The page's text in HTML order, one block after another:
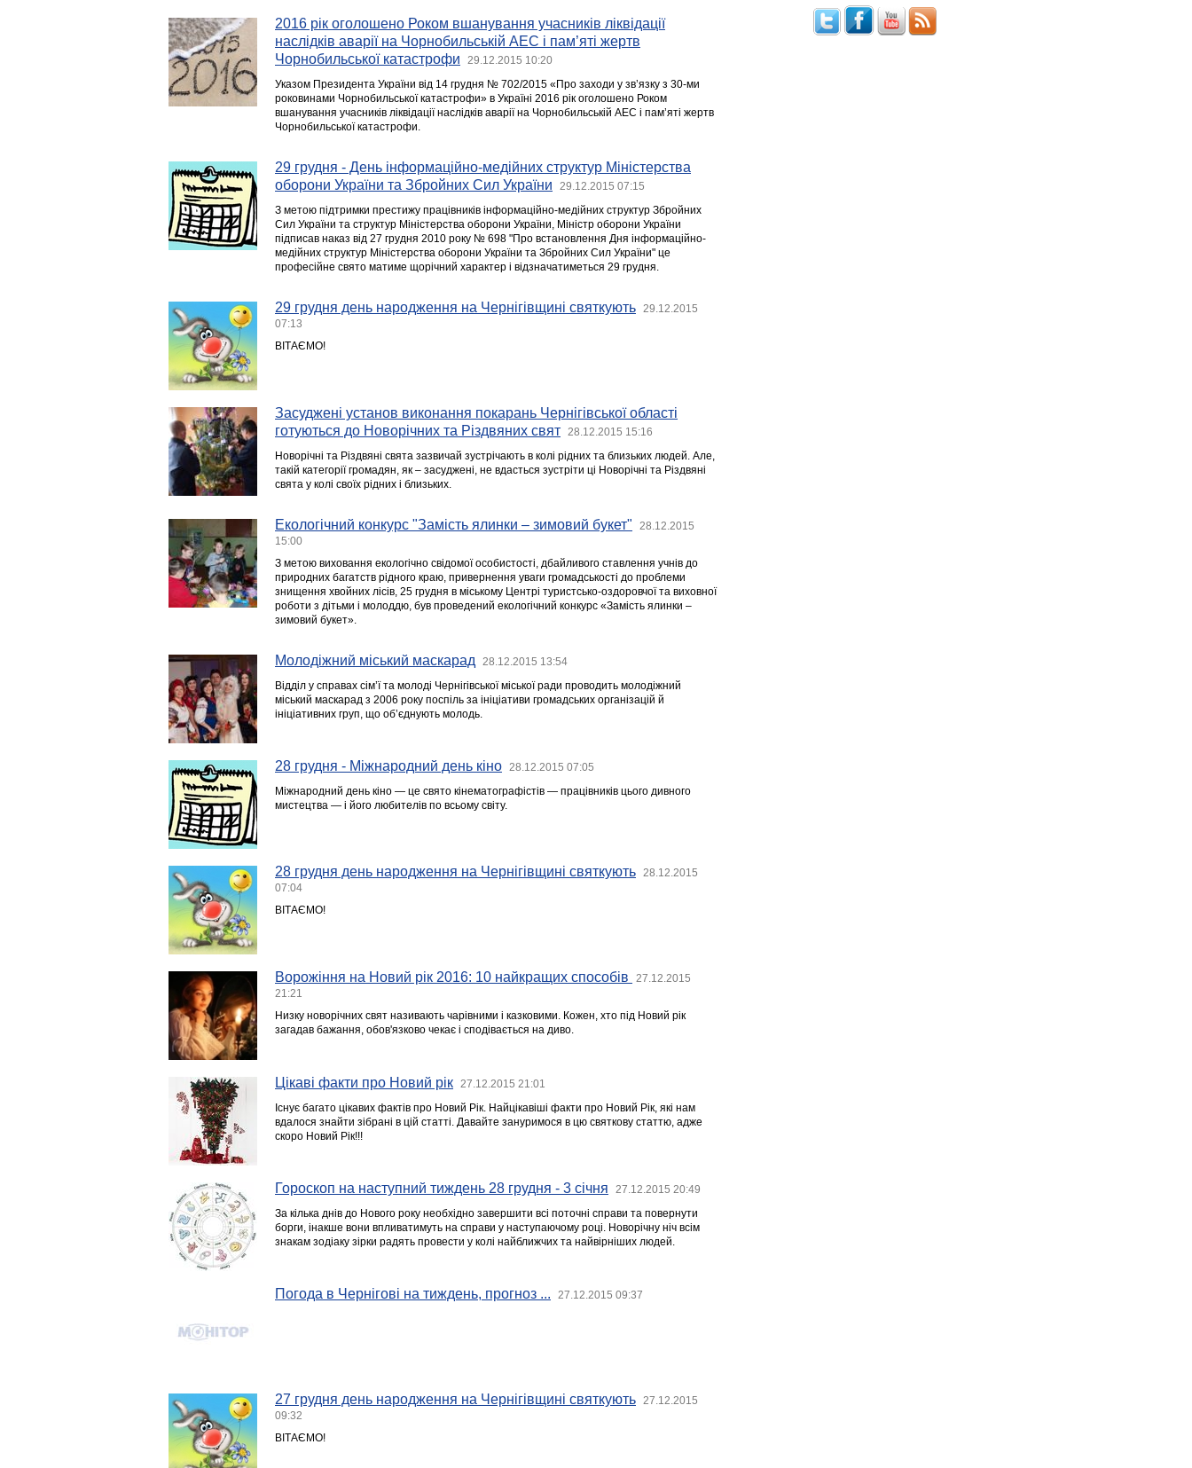
2016 рік оголошено Роком вшанування учасників ліквідації
наслідків аварії на Чорнобильській АЕС і пам’яті жертв
Чорнобильської катастрофи
29.12.2015 10:20
Указом Президента України від 14 грудня № 702/2015 «Про заходи у зв’язку з 30-ми
роковинами Чорнобильської катастрофи» в Україні 2016 рік оголошено Роком
вшанування учасників ліквідації наслідків аварії на Чорнобильській АЕС і пам’яті жертв
Чорнобильської катастрофи.
29 грудня - День інформаційно-медійних структур Міністерства
оборони України та Збройних Сил України
29.12.2015 07:15
З метою підтримки престижу працівників інформаційно-медійних структур Збройних
Сил України та структур Міністерства оборони України, Міністр оборони України
підписав наказ від 27 грудня 2010 року № 698 "Про встановлення Дня інформаційно-
медійних структур Міністерства оборони України та Збройних Сил України" це
професійне свято матиме щорічний характер і відзначатиметься 29 грудня.
29 грудня день народження на Чернігівщині святкують
29.12.2015
07:13
ВІТАЄМО!
Засуджені установ виконання покарань Чернігівської області
готуються до Новорічних та Різдвяних свят
28.12.2015 15:16
Новорічні та Різдвяні свята зазвичай зустрічають в колі рідних та близьких людей. Але,
такій категорії громадян, як – засуджені, не вдасться зустріти ці Новорічні та Різдвяні
свята у колі своїх рідних і близьких.
Екологічний конкурс "Замість ялинки – зимовий букет"
28.12.2015
15:00
З метою виховання екологічно свідомої особистості, дбайливого ставлення учнів до
природних багатств рідного краю, привернення уваги громадськості до проблеми
знищення хвойних лісів, 25 грудня в міському Центрі туристсько-оздоровчої та виховної
роботи з дітьми і молоддю, був проведений екологічний конкурс «Замість ялинки –
зимовий букет».
Молодіжний міський маскарад 28.12.2015 13:54
Відділ у справах сім’ї та молоді Чернігівської міської ради проводить молодіжний
міський маскарад з 2006 року поспіль за ініціативи громадських організацій й
ініціативних груп, що об’єднують молодь.
28 грудня - Міжнародний день кіно 28.12.2015 07:05
Міжнародний день кіно — це свято кінематографістів — працівників цього дивного
мистецтва — і його любителів по всьому світу.
28 грудня день народження на Чернігівщині святкують
28.12.2015
07:04
ВІТАЄМО!
Ворожіння на Новий рік 2016: 10 найкращих способів
27.12.2015
21:21
Низку новорічних свят називають чарівними і казковими. Кожен, хто під Новий рік
загадав бажання, обов'язково чекає і сподівається на диво.
Цікаві факти про Новий рік 27.12.2015 21:01
Існує багато цікавих фактів про Новий Рік. Найцікавіші факти про Новий Рік, які нам
вдалося знайти зібрані в цій статті. Давайте зануримося в цю святкову статтю, адже
скоро Новий Рік!!!
Гороскоп на наступний тиждень 28 грудня - 3 січня 27.12.2015 20:49
За кілька днів до Нового року необхідно завершити всі поточні справи та повернути
борги, інакше вони впливатимуть на справи у наступаючому році. Новорічну ніч всім
знакам зодіаку зірки радять провести у колі найближчих та найвірніших людей.
Погода в Чернігові на тиждень, прогноз ... 27.12.2015 09:37
27 грудня день народження на Чернігівщині святкують
27.12.2015
09:32
ВІТАЄМО!